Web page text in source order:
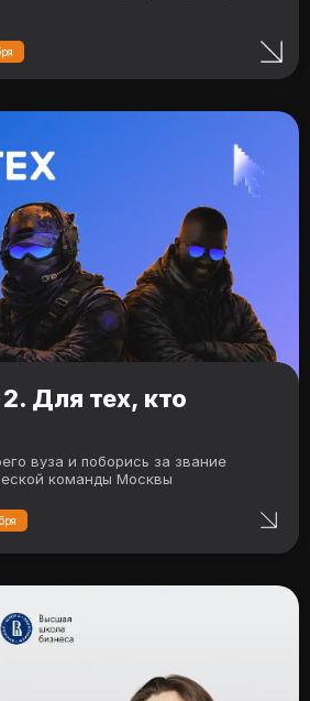
Для тех, кто
вуза и поборись за звание
команды Москвы